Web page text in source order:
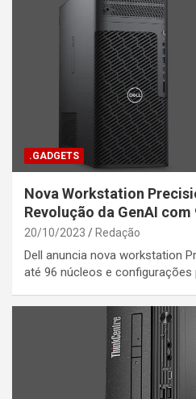
.GADGETS
Nova Workstation
Revolução da GenAI com
20/10/2023 Redação
Dell anuncia nova workstation
até 96 núcleos e configurações